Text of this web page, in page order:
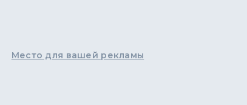
Место для вашей рекламы